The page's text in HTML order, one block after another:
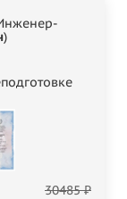
)
30485 ₽